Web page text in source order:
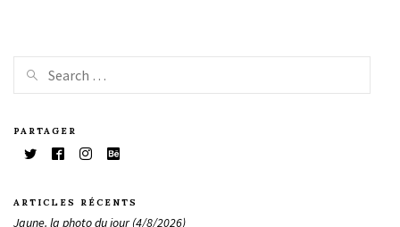
PARTAGER
ARTICLES RÉCENTS
Jaune. la photo du jour (4/8/2026)